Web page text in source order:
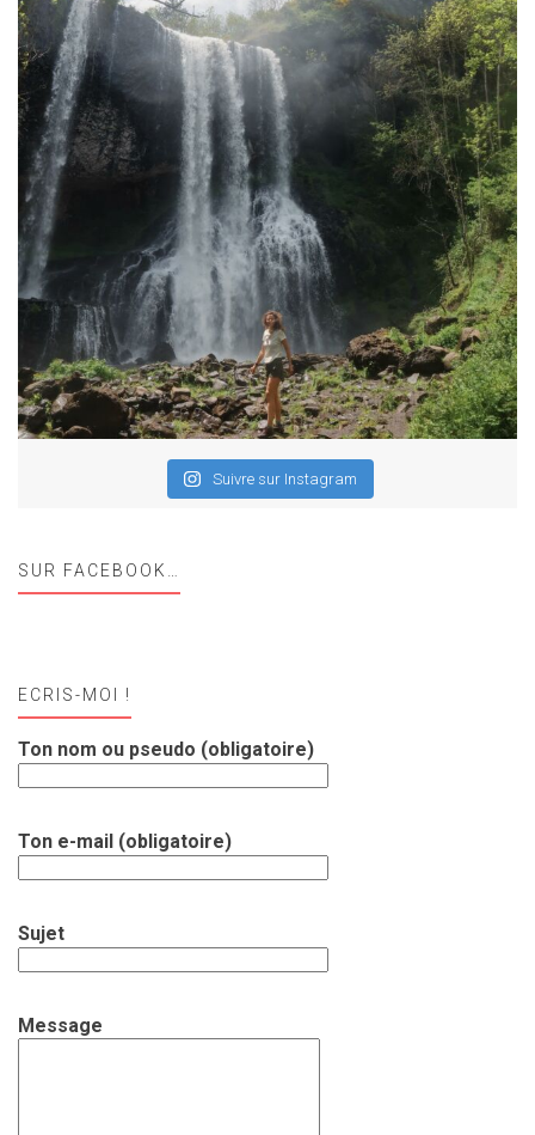
Suivre sur Instagram
SUR FACEBOOK…
ECRIS-MOI !
Ton nom ou pseudo (obligatoire)
Ton e-mail (obligatoire)
Sujet
Message